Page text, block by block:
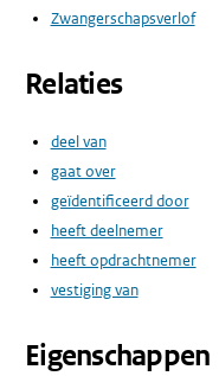
Zwangerschapsverlof
Relaties
deel van
gaat over
geïdentificeerd door
heeft deelnemer
heeft opdrachtnemer
vestiging van
Eigenschappen